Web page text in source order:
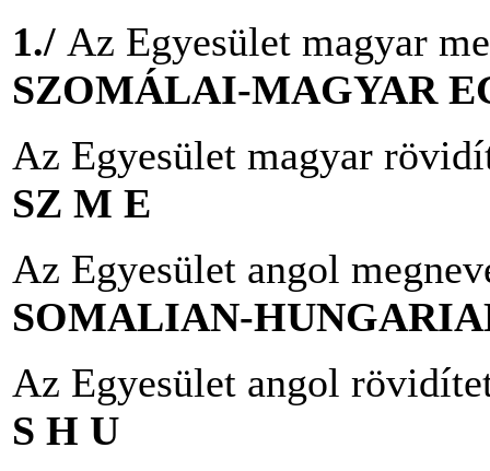
1./ Az Egyesület magyar
SZOMÁLAI-MAGYAR
Az Egyesület magyar
SZ M E
Az Egyesület angol
SOMALIAN-
Az Egyesület angol
S H U